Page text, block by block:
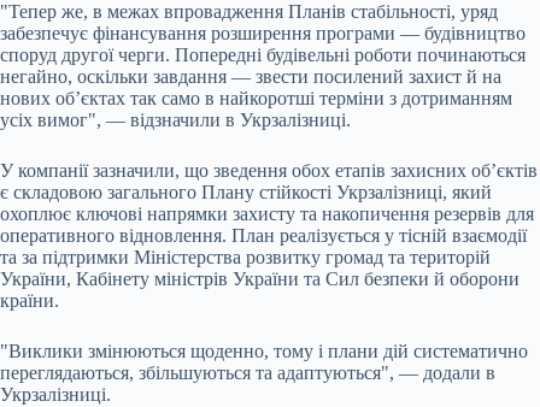
"Тепер же, в межах впровадження Планів стабільності, уряд
забезпечує фінансування розширення програми — будівництво
споруд другої черги. Попередні будівельні роботи починаються
негайно, оскільки завдання — звести посилений захист й на
нових об’єктах так само в найкоротші терміни з дотриманням
усіх вимог", — відзначили в Укрзалізниці.
У компанії зазначили, що зведення обох етапів захисних об’єктів
є складовою загального Плану стійкості Укрзалізниці, який
охоплює ключові напрямки захисту та накопичення резервів для
оперативного відновлення. План реалізується у тісній взаємодії
та за підтримки Міністерства розвитку громад та територій
України, Кабінету міністрів України та Сил безпеки й оборони
країни.
"Виклики змінюються щоденно, тому і плани дій систематично
переглядаються, збільшуються та адаптуються", — додали в
Укрзалізниці.